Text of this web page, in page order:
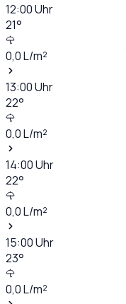
12:00Uhr
21°
0,0L/m²
13:00Uhr
22°
0,0L/m²
14:00Uhr
22°
0,0L/m²
15:00Uhr
23°
0,0L/m²